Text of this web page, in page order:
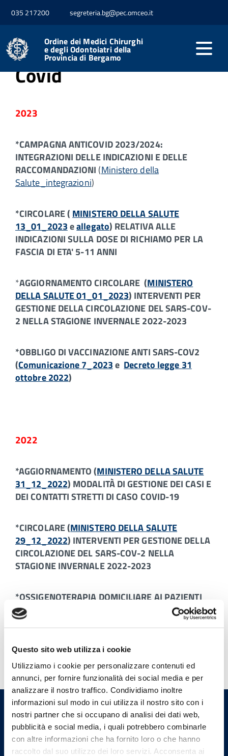
Questo sito web utilizza i cookie
Utilizziamo i cookie per personalizzare contenuti ed
annunci, per fornire funzionalità dei social media e per
analizzare il nostro traffico. Condividiamo inoltre
informazioni sul modo in cui utilizza il nostro sito con i
nostri partner che si occupano di analisi dei dati web,
pubblicità e social media, i quali potrebbero combinarle
con altre informazioni che ha fornito loro o che hanno
raccolto dal suo utilizzo dei loro servizi. Acconsenta ai
035 217200 segreteria.bg@pec.omceo.it
Ordine dei Medici Chirurghi
e degli Odontoiatri della
Provincia di Bergamo
Home Professione Sars-Cov-2
Covid
2023
*CAMPAGNA ANTICOVID 2023/2024:
INTEGRAZIONI DELLE INDICAZIONI E DELLE
RACCOMANDAZIONI (Ministero della
Salute_integrazioni)
*CIRCOLARE ( MINISTERO DELLA SALUTE
13_01_2023eallegato) RELATIVA ALLE
INDICAZIONI SULLA DOSE DI RICHIAMO PER LA
FASCIA DI ETA' 5-11 ANNI
*AGGIORNAMENTO CIRCOLARE (MINISTERO
DELLA SALUTE 01_01_2023) INTERVENTI PER
GESTIONE DELLA CIRCOLAZIONE DEL SARS-COV-
2 NELLA STAGIONE INVERNALE 2022-2023
*OBBLIGO DI VACCINAZIONE ANTI SARS-COV2
(Comunicazione 7_2023e Decreto legge 31
ottobre 2022)
2022
*AGGIORNAMENTO (MINISTERO DELLA SALUTE
31_12_2022) MODALITÀ DI GESTIONE DEI CASI E
DEI CONTATTI STRETTI DI CASO COVID-19
*CIRCOLARE (MINISTERO DELLA SALUTE
29_12_2022) INTERVENTI PER GESTIONE DELLA
CIRCOLAZIONE DEL SARS-COV-2 NELLA
STAGIONE INVERNALE 2022-2023
*OSSIGENOTERAPIA DOMICILIARE AI PAZIENTI
AFFETTI DA COVID -
INDICAZIONI OPERATIVE AL
15_12_2022
Ordine dei Medici Chirurghi e
degli Odontoiatri della
Provincia di Bergamo